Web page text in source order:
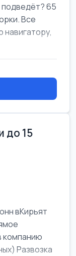
65
Все
до 15
вКирьят
компанию
Развозка